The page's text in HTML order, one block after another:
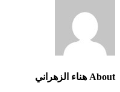
About هناء الزهراني